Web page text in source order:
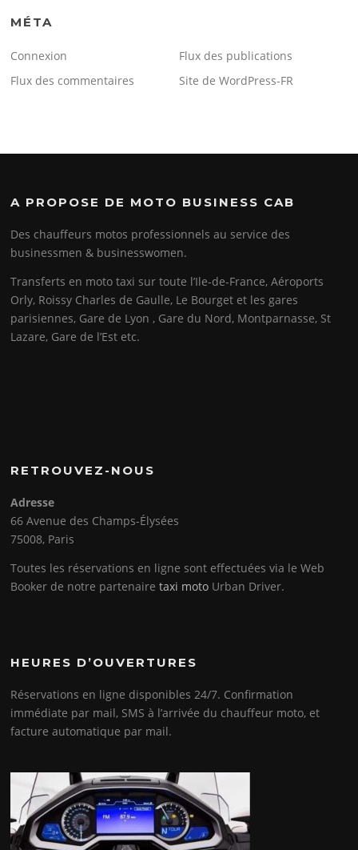
MÉTA
Connexion
Flux des publications
Flux des commentaires
Site de WordPress-FR
A PROPOSE DE MOTO BUSINESS CAB
Des chauffeurs motos professionnels au service des
businessmen & businesswomen.
Transferts en moto taxi sur toute l’Ile-de-France, Aéroports
Orly, Roissy Charles de Gaulle, Le Bourget et les gares
parisiennes, Gare de Lyon , Gare du Nord, Montparnasse, St
Lazare, Gare de l’Est etc.
RETROUVEZ-NOUS
Adresse
66 Avenue des Champs-Élysées
75008, Paris
Toutes les réservations en ligne sont effectuées via le Web
Booker de notre partenairetaxi moto Urban Driver.
HEURES D’OUVERTURES
Réservations en ligne disponibles 24/7. Confirmation
immédiate par mail, SMS à l’arrivée du chauffeur moto, et
facture automatique par mail.